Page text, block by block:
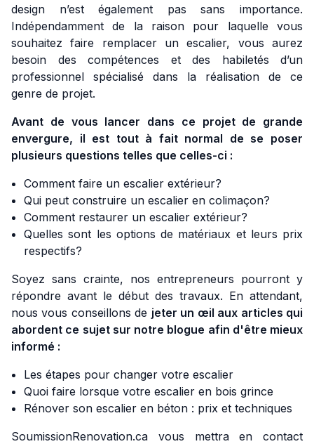
design n’est également pas sans importance.
Indépendamment de la raison pour laquelle vous
souhaitez faire remplacer un escalier, vous aurez
besoin des compétences et des habiletés d’un
professionnel spécialisé dans la réalisation de ce
genre de projet.
Avant de vous lancer dans ce projet de grande
envergure, il est tout à fait normal de se poser
plusieurs questions telles que celles-ci :
Comment faire un escalier extérieur?
Qui peut construire un escalier en colimaçon?
Comment restaurer un escalier extérieur?
Quelles sont les options de matériaux et leurs prix
respectifs?
Soyez sans crainte, nos entrepreneurs pourront y
répondre avant le début des travaux. En attendant,
nous vous conseillons de jeter un œil aux articles qui
abordent ce sujet sur notre blogue afin d'être mieux
informé :
Les étapes pour changer votre escalier
Quoi faire lorsque votre escalier en bois grince
Rénover son escalier en béton : prix et techniques
SoumissionRenovation.ca vous mettra en contact